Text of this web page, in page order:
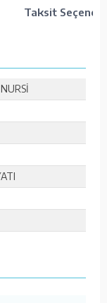
Taksit